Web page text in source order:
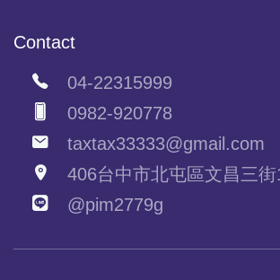
Contact
04-22315999
0982-920778
taxtax33333@gmail.com
406台中市北屯區文昌三街
@pim2779g